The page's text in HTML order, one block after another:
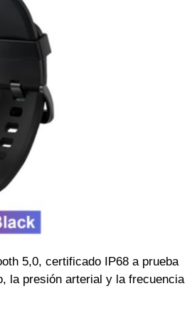
5,0, certificado IP68 a prueba
la presión arterial y la frecuencia